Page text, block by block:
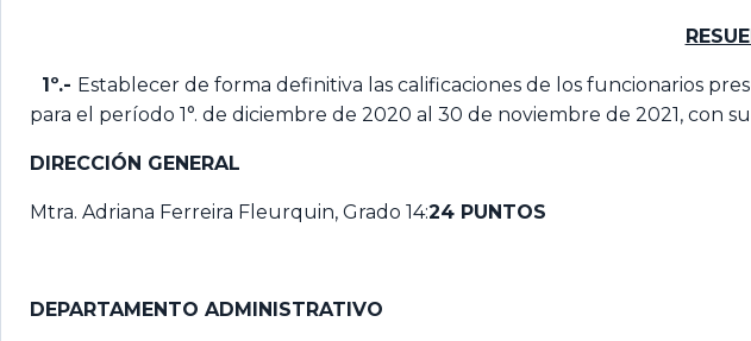
1º.- Establecer de forma definitiva las calificaciones de los funcionarios
para el período 1°. de diciembre de 2020 al 30 de noviembre de 2021, con
DIRECCIÓN GENERAL
Mtra. Adriana Ferreira Fleurquin, Grado 14:24 PUNTOS
DEPARTAMENTO ADMINISTRATIVO